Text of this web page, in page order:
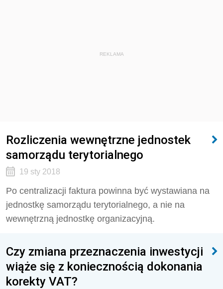
REKLAMA
Rozliczenia wewnętrzne jednostek
samorządu terytorialnego
19 sty 2018
Po centralizacji faktura powinna być wystawiana na
jednostkę samorządu terytorialnego, a nie na
wewnętrzną jednostkę organizacyjną.
Czy zmiana przeznaczenia inwestycji
wiąże się z koniecznością dokonania
korekty VAT?